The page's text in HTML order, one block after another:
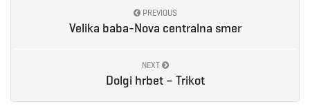
PREVIOUS
Velika baba-Nova centralna smer
NEXT
Dolgi hrbet – Trikot